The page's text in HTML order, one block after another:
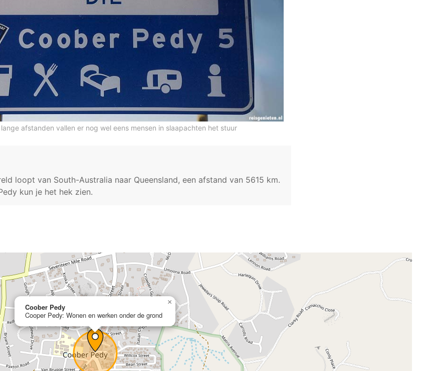
afstanden vallen er nog wel eens mensen in slaapachten het stuur
loopt van South-Australia naar Queensland, een afstand van 5615 km.
kun je het hek zien.
Coober Pedy
Cooper Pedy: Wonen en werken onder de grond
×